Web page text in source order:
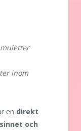
inom
en direkt
och